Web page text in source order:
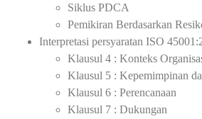
Siklus PDCA
Pemikiran Berdasarkan
Interpretasi persyaratan ISO
Klausul 4 : Konteks
Klausul 5 : Kepemimpinan
Klausul 6 : Perencanaan
Klausul 7 : Dukungan